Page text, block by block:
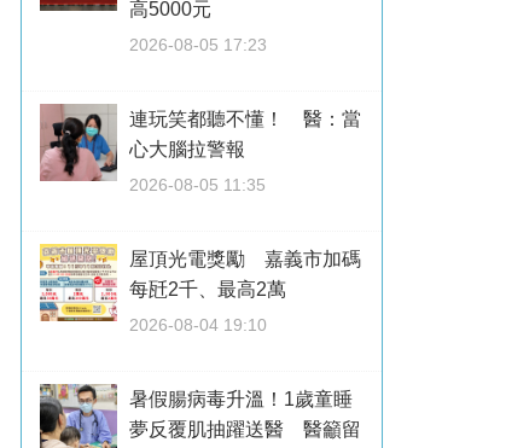
高5000元
2026-08-05 17:23
連玩笑都聽不懂！ 醫：當
心大腦拉警報
2026-08-05 11:35
屋頂光電獎勵 嘉義市加碼
每瓩2千、最高2萬
2026-08-04 19:10
暑假腸病毒升溫！1歲童睡
夢反覆肌抽躍送醫 醫籲留